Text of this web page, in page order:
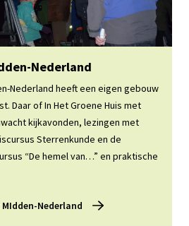
MIdden-Nederland
Nederland
Nederland heeft een eigen gebouw
Daar of In Het Groene Huis met
kijkavonden, lezingen met
Sterrenkunde en de
“De hemel van…” en praktische
Nederland